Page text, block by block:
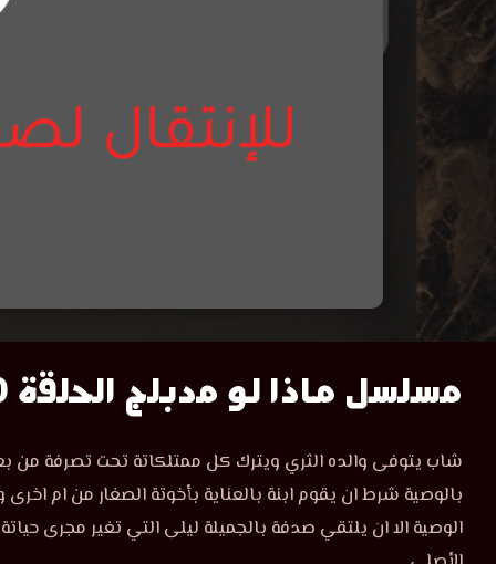
مسلسل
ماذا
لو
مسلسل ماذا لو مدبلج الحلقة 60
مسلسل
لو
الحلقة
60
شاب يتوفى والده الثري ويترك كل ممتلكاتة تحت تصرفة من
بالوصية شرط ان يقوم ابنة بالعناية بأخوتة الصغار من ام اخرى
الوصية الا ان يلتقي صدفة بالجميلة ليلى التي تغير مجرى